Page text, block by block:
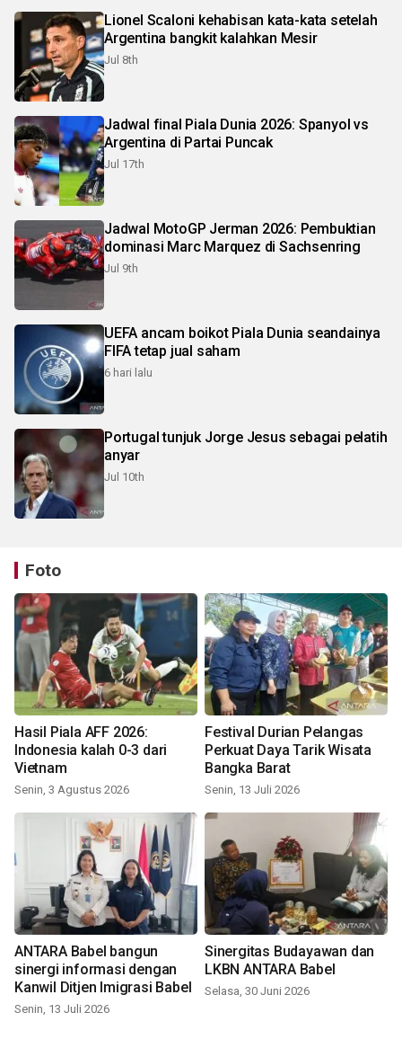
Lionel Scaloni kehabisan kata-kata setelah
Argentina bangkit kalahkan Mesir
Jul 8th
Jadwal final Piala Dunia 2026: Spanyol vs
Argentina di Partai Puncak
Jul 17th
Jadwal MotoGP Jerman 2026: Pembuktian
dominasi Marc Marquez di Sachsenring
Jul 9th
UEFA ancam boikot Piala Dunia seandainya
FIFA tetap jual saham
6 hari lalu
Portugal tunjuk Jorge Jesus sebagai pelatih
anyar
Jul 10th
Foto
Hasil Piala AFF 2026:
Indonesia kalah 0-3 dari
Vietnam
Senin, 3 Agustus 2026
Festival Durian Pelangas
Perkuat Daya Tarik Wisata
Bangka Barat
Senin, 13 Juli 2026
ANTARA Babel bangun
sinergi informasi dengan
Kanwil Ditjen Imigrasi Babel
Senin, 13 Juli 2026
Sinergitas Budayawan dan
LKBN ANTARA Babel
Selasa, 30 Juni 2026